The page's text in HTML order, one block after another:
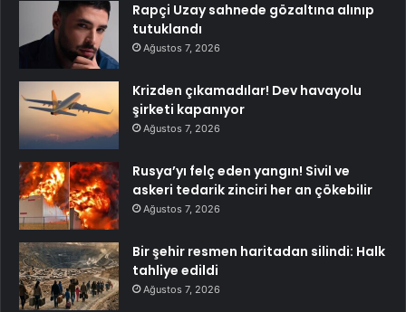
Rapçi Uzay sahnede gözaltına alınıp
tutuklandı
Ağustos 7, 2026
Krizden çıkamadılar! Dev havayolu
şirketi kapanıyor
Ağustos 7, 2026
Rusya’yı felç eden yangın! Sivil ve
askeri tedarik zinciri her an çökebilir
Ağustos 7, 2026
Bir şehir resmen haritadan silindi: Halk
tahliye edildi
Ağustos 7, 2026